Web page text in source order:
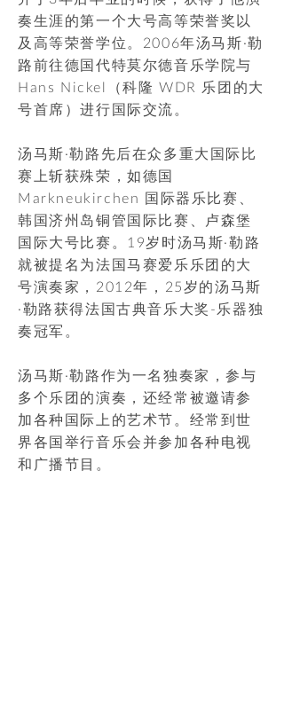
奏生涯的第一个大号高等荣誉奖以
及高等荣誉学位。2006年汤马斯·勒
路前往德国代特莫尔德音乐学院与
Hans Nickel（科隆 WDR 乐团的大
号首席）进行国际交流。
汤马斯·勒路先后在众多重大国际比
赛上斩获殊荣，如德国
Markneukirchen 国际器乐比赛、
韩国济州岛铜管国际比赛、卢森堡
国际大号比赛。19岁时汤马斯·勒路
就被提名为法国马赛爱乐乐团的大
号演奏家，2012年，25岁的汤马斯
·勒路获得法国古典音乐大奖-乐器独
奏冠军。
汤马斯·勒路作为一名独奏家，参与
多个乐团的演奏，还经常被邀请参
加各种国际上的艺术节。经常到世
界各国举行音乐会并参加各种电视
和广播节目。